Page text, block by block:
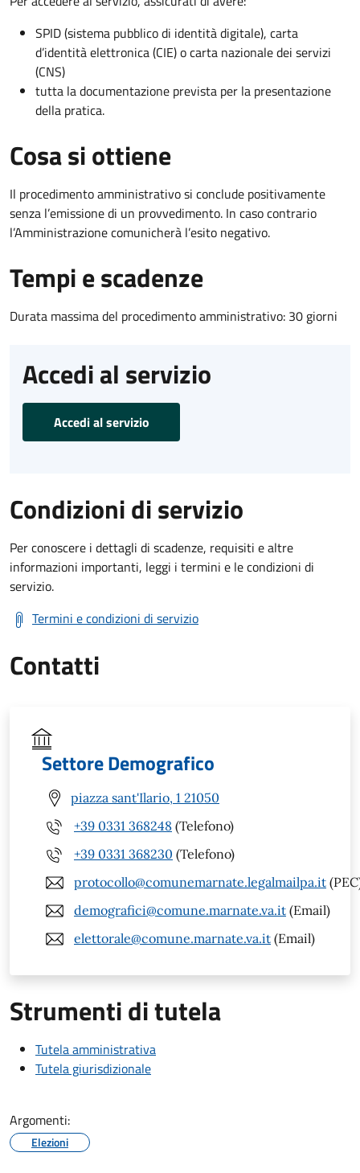
SPID (sistema pubblico di identità digitale), carta
d’identità elettronica (CIE) o carta nazionale dei servizi
(CNS)
tutta la documentazione prevista per la presentazione
della pratica.
Cosa si ottiene
Il procedimento amministrativo si conclude positivamente
senza l’emissione di un provvedimento. In caso contrario
l’Amministrazione comunicherà l’esito negativo.
Tempi e scadenze
Durata massima del procedimento amministrativo: 30 giorni
Accedi al servizio
Accedi al servizio
Condizioni di servizio
Per conoscere i dettagli di scadenze, requisiti e altre
informazioni importanti, leggi i termini e le condizioni di
servizio.
Termini e condizioni di servizio
Contatti
Settore Demografico
piazza sant'Ilario, 1 21050
+39 0331 368248 (Telefono)
+39 0331 368230 (Telefono)
protocollo@comunemarnate.legalmailpa.it
demografici@comune.marnate.va.it (Email)
elettorale@comune.marnate.va.it (Email)
Strumenti di tutela
Tutela amministrativa
Tutela giurisdizionale
Argomenti:
Elezioni